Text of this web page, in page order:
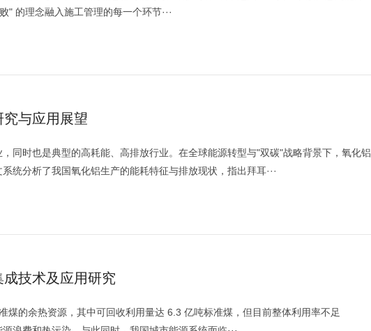
的理念融入施工管理的每一个环节···
与应用展望
同时也是典型的高耗能、高排放行业。在全球能源转型与"双碳"战略背景下，氧化铝
统分析了我国氧化铝生产的能耗特征与排放现状，指出拜耳···
技术及应用研究
煤的余热资源，其中可回收利用量达 6.3 亿吨标准煤，但目前整体利用率不足